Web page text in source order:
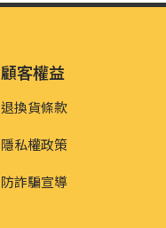
顧客權益
退換貨條款
隱私權政策
防詐騙宣導